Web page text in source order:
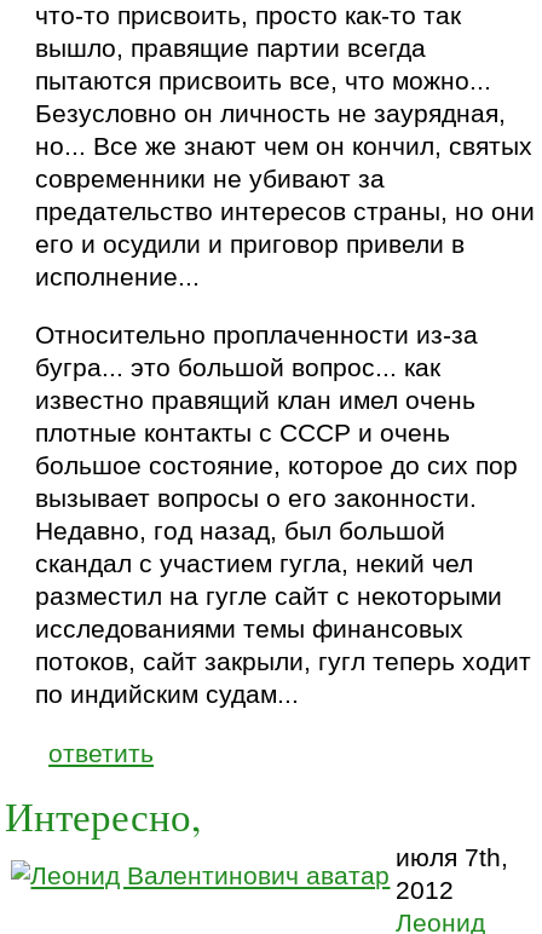
что-то присвоить, просто как-то так
вышло, правящие партии всегда
пытаются присвоить все, что можно...
Безусловно он личность не заурядная,
но... Все же знают чем он кончил, святых
современники не убивают за
предательство интересов страны, но они
его и осудили и приговор привели в
исполнение...
Относительно проплаченности из-за
бугра... это большой вопрос... как
известно правящий клан имел очень
плотные контакты с СССР и очень
большое состояние, которое до сих пор
вызывает вопросы о его законности.
Недавно, год назад, был большой
скандал с участием гугла, некий чел
разместил на гугле сайт с некоторыми
исследованиями темы финансовых
потоков, сайт закрыли, гугл теперь ходит
по индийским судам...
ответить
Интересно,
июля 7th,
2012
Леонид